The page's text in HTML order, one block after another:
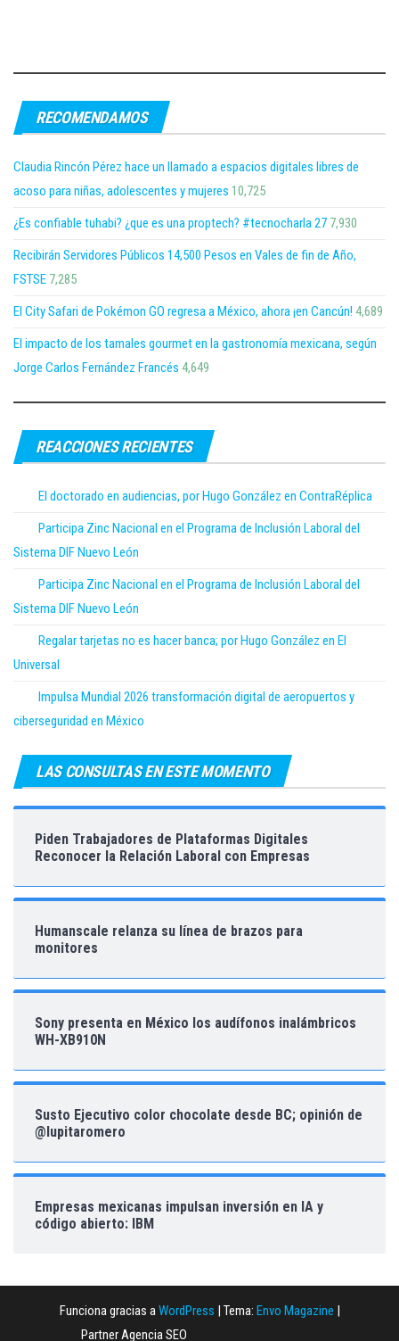
RECOMENDAMOS
Claudia Rincón Pérez hace un llamado a espacios digitales libres de
acoso para niñas, adolescentes y mujeres 10,725
¿Es confiable tuhabi? ¿que es una proptech? #tecnocharla 27 7,930
Recibirán Servidores Públicos 14,500 Pesos en Vales de fin de Año,
FSTSE 7,285
El City Safari de Pokémon GO regresa a México, ahora ¡en Cancún! 4,689
El impacto de los tamales gourmet en la gastronomía mexicana, según
Jorge Carlos Fernández Francés 4,649
REACCIONES RECIENTES
El doctorado en audiencias, por Hugo González en ContraRéplica
Participa Zinc Nacional en el Programa de Inclusión Laboral del
Sistema DIF Nuevo León
Participa Zinc Nacional en el Programa de Inclusión Laboral del
Sistema DIF Nuevo León
Regalar tarjetas no es hacer banca; por Hugo González en El
Universal
Impulsa Mundial 2026 transformación digital de aeropuertos y
ciberseguridad en México
LAS CONSULTAS EN ESTE MOMENTO
Piden Trabajadores de Plataformas Digitales
Reconocer la Relación Laboral con Empresas
Humanscale relanza su línea de brazos para
monitores
Sony presenta en México los audífonos inalámbricos
WH-XB910N
Susto Ejecutivo color chocolate desde BC; opinión de
@lupitaromero
Empresas mexicanas impulsan inversión en IA y
código abierto: IBM
Funciona gracias aWordPress Tema: Envo Magazine
Partner Agencia SEO